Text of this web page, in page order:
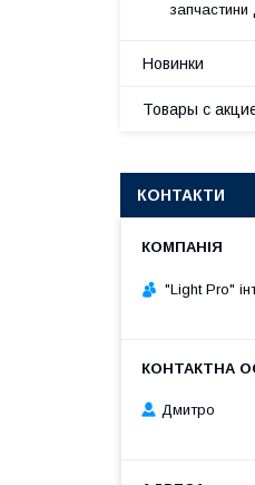
запчастини
Новинки
Товары с
КОНТАКТИ
"Light Pro"
Дмитро